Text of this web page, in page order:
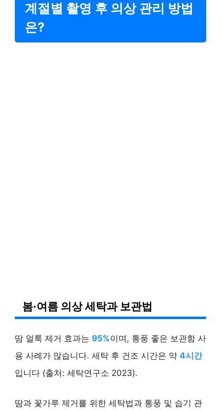
계절별 촬영 후 의상 관리 방법
은?
봄·여름 의상 세탁과 보관법
땀 얼룩 제거 효과는 95%이며, 통풍 좋은 보관함 사
용 사례가 많습니다. 세탁 후 건조 시간은 약 4시간
입니다 (출처: 세탁연구소 2023).
땀과 꽃가루 제거를 위한 세탁법과 통풍 및 습기 관